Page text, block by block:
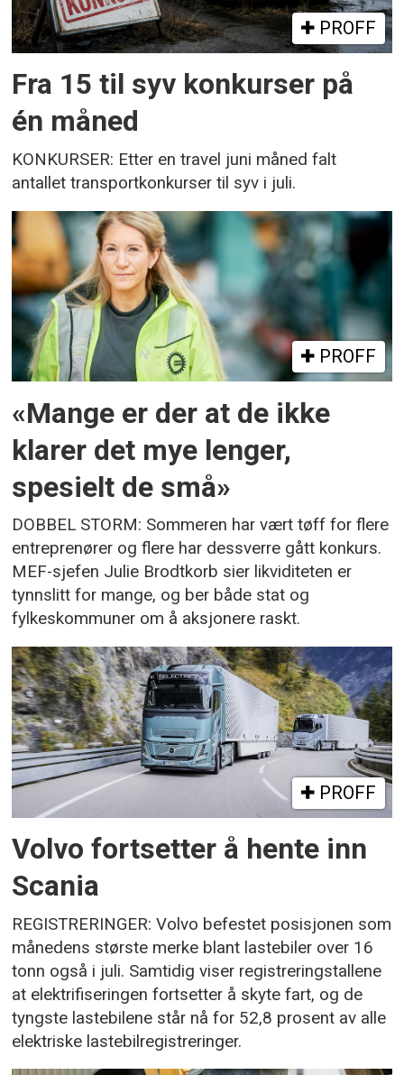
PROFF
Fra 15 til syv konkurser på
én måned
KONKURSER: Etter en travel juni måned falt
antallet transportkonkurser til syv i juli.
PROFF
«Mange er der at de ikke
klarer det mye lenger,
spesielt de små»
DOBBEL STORM: Sommeren har vært tøff for flere
entreprenører og flere har dessverre gått konkurs.
MEF-sjefen Julie Brodtkorb sier likviditeten er
tynnslitt for mange, og ber både stat og
fylkeskommuner om å aksjonere raskt.
PROFF
Volvo fortsetter å hente inn
Scania
REGISTRERINGER: Volvo befestet posisjonen som
månedens største merke blant lastebiler over 16
tonn også i juli. Samtidig viser registreringstallene
at elektrifiseringen fortsetter å skyte fart, og de
tyngste lastebilene står nå for 52,8 prosent av alle
elektriske lastebilregistreringer.